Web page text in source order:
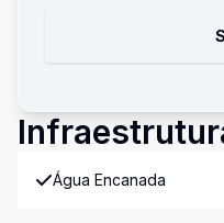
Água Encanada